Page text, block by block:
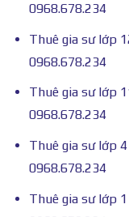
0968.678.234
Thuê gia sư lớp
0968.678.234
Thuê gia sư lớp
0968.678.234
Thuê gia sư lớp
0968.678.234
Thuê gia sư lớp